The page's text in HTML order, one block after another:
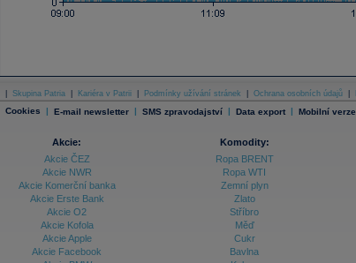
Skupina Patria Kariéra v Patrii Podmínky užívání stránek Ochrana osobních údajů
Cookies | E-mail newsletter | SMS zpravodajství | Data export | Mobilní verze
Akcie:
Akcie ČEZ
Akcie NWR
Akcie Komerční banka
Akcie Erste Bank
Akcie O2
Akcie Kofola
Akcie Apple
Akcie Facebook
Komodity:
Ropa BRENT
Ropa WTI
Zemní plyn
Zlato
Stříbro
Měď
Cukr
Bavlna